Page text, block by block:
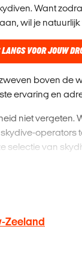
Want
wil je natuurlijk
VOOR JOUW
boven de
ervaring en
niet vergeten.
operators
selectie van
Zeeland